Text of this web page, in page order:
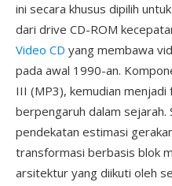
ini secara khusus dipilih
dari drive CD-ROM
Video CD yang membawa
pada awal 1990-an.
III (MP3), kemudian
berpengaruh dalam
pendekatan estimasi
transformasi berbasis blok
arsitektur yang diikuti oleh